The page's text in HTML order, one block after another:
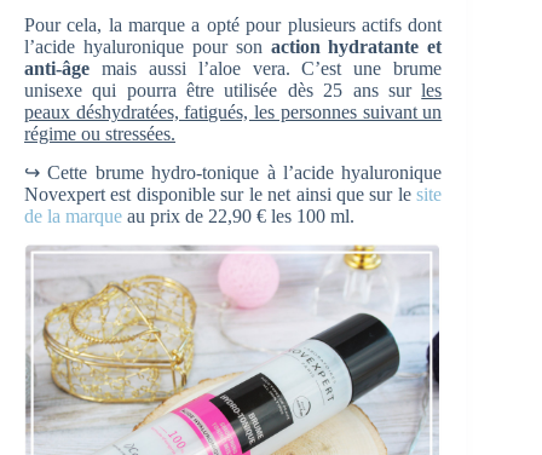
Pour cela, la marque a opté pour plusieurs actifs dont
l’acide hyaluronique pour son action hydratante et
anti-âge mais aussi l’aloe vera. C’est une brume
unisexe qui pourra être utilisée dès 25 ans surles
peaux déshydratées, fatigués, les personnes suivant un
régime ou stressées.
↪ Cette brume hydro-tonique à l’acide hyaluronique
Novexpert est disponible sur le net ainsi que sur lesite
de la marque au prix de 22,90 € les 100 ml.